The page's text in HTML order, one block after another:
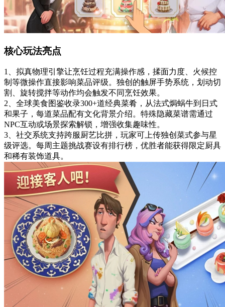
核心玩法亮点
1、拟真物理引擎让烹饪过程充满操作感，揉面力度、火候控
制等微操作直接影响菜品评级。独创的触屏手势系统，划动切
割、旋转搅拌等动作均会触发不同烹饪效果。
2、全球美食图鉴收录300+道经典菜肴，从法式焗蜗牛到日式
和果子，每道菜品配有文化背景介绍。特殊隐藏菜谱需通过
NPC互动或场景探索解锁，增强收集趣味性。
3、社交系统支持跨服厨艺比拼，玩家可上传独创菜式参与星
级评选。每周主题挑战赛设有排行榜，优胜者能获得限定厨具
和稀有装饰道具。